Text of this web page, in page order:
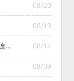
08/20
08/19
08/14
接
08/09